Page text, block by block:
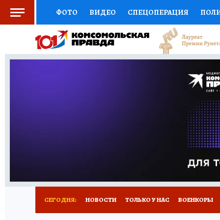
ФОТО ВИДЕО СПЕЦОПЕРАЦИЯ
СОЦПОДДЕРЖКА НАУКА СПОРТ
ВЫБОР ЭКСПЕРТОВ ДОКТОР
ПРОГНОЗЫ НА СПОРТ
НОВОЕ
СЕГОДНЯ: НОВОСТИ ТОЛЬКО У НАС ВОЕНКОРЫ